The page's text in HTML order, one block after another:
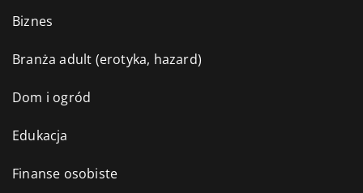
Biznes
Branża adult (erotyka, hazard)
Dom i ogród
Edukacja
Finanse osobiste